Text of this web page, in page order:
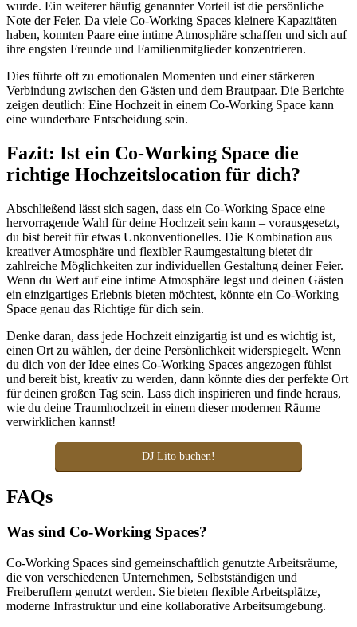
wurde. Ein weiterer häufig genannter Vorteil ist die persönliche
Note der Feier. Da viele Co-Working Spaces kleinere Kapazitäten
haben, konnten Paare eine intime Atmosphäre schaffen und sich auf
ihre engsten Freunde und Familienmitglieder konzentrieren.
Dies führte oft zu emotionalen Momenten und einer stärkeren
Verbindung zwischen den Gästen und dem Brautpaar. Die Berichte
zeigen deutlich: Eine Hochzeit in einem Co-Working Space kann
eine wunderbare Entscheidung sein.
Fazit: Ist ein Co-Working Space die
richtige Hochzeitslocation für dich?
Abschließend lässt sich sagen, dass ein Co-Working Space eine
hervorragende Wahl für deine Hochzeit sein kann – vorausgesetzt,
du bist bereit für etwas Unkonventionelles. Die Kombination aus
kreativer Atmosphäre und flexibler Raumgestaltung bietet dir
zahlreiche Möglichkeiten zur individuellen Gestaltung deiner Feier.
Wenn du Wert auf eine intime Atmosphäre legst und deinen Gästen
ein einzigartiges Erlebnis bieten möchtest, könnte ein Co-Working
Space genau das Richtige für dich sein.
Denke daran, dass jede Hochzeit einzigartig ist und es wichtig ist,
einen Ort zu wählen, der deine Persönlichkeit widerspiegelt. Wenn
du dich von der Idee eines Co-Working Spaces angezogen fühlst
und bereit bist, kreativ zu werden, dann könnte dies der perfekte Ort
für deinen großen Tag sein. Lass dich inspirieren und finde heraus,
wie du deine Traumhochzeit in einem dieser modernen Räume
verwirklichen kannst!
DJ Lito buchen!
FAQs
Was sind Co-Working Spaces?
Co-Working Spaces sind gemeinschaftlich genutzte Arbeitsräume,
die von verschiedenen Unternehmen, Selbstständigen und
Freiberuflern genutzt werden. Sie bieten flexible Arbeitsplätze,
moderne Infrastruktur und eine kollaborative Arbeitsumgebung.